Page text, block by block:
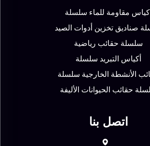
أكياس مقاومة للماء سلسلة
صناديق تخزين أدوات الصيد
سلسلة حقائب رياضية
أكياس التبريد سلسلة
الأنشطة الخارجية سلسلة
حقائب الحيوانات الأليفة
اتصل بنا